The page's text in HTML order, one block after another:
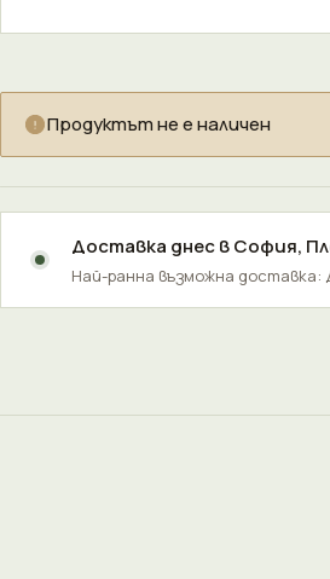
Продуктът не е наличен
Доставка днес вСофия,
Най-ранна възможна доставка: